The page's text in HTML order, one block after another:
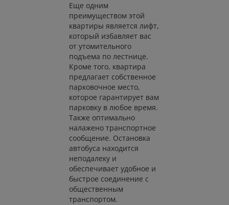
Еще одним
преимуществом этой
квартиры является лифт,
который избавляет вас
от утомительного
подъема по лестнице.
Кроме того, квартира
предлагает собственное
парковочное место,
которое гарантирует вам
парковку в любое время.
Также оптимально
налажено транспортное
сообщение. Остановка
автобуса находится
неподалеку и
обеспечивает удобное и
быстрое соединение с
общественным
транспортом.